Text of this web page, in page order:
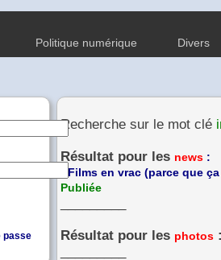
Politique numérique Divers
passe
Recherche sur le mot clé
Résultat pour les news :
Films en vrac (parce que
Publiée
Résultat pour les photos